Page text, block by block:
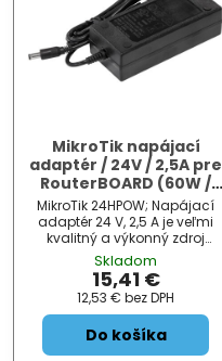
MikroTik napájací
adaptér / 24V / 2,5A pre
RouterBOARD (60W /
spínaný)
MikroTik 24HPOW; Napájací
adaptér 24 V, 2,5 A je veľmi
kvalitný a výkonný zdroj
dodávaný ako značkové
príslušenstvo výrobcom
Mikrotik. Vyššia možné
napätie (24 V) znižuje straty
na vedenie pri napájanie cez
Ethern ...
Skladom
15,41 €
12,53 € bez DPH
Do košíka